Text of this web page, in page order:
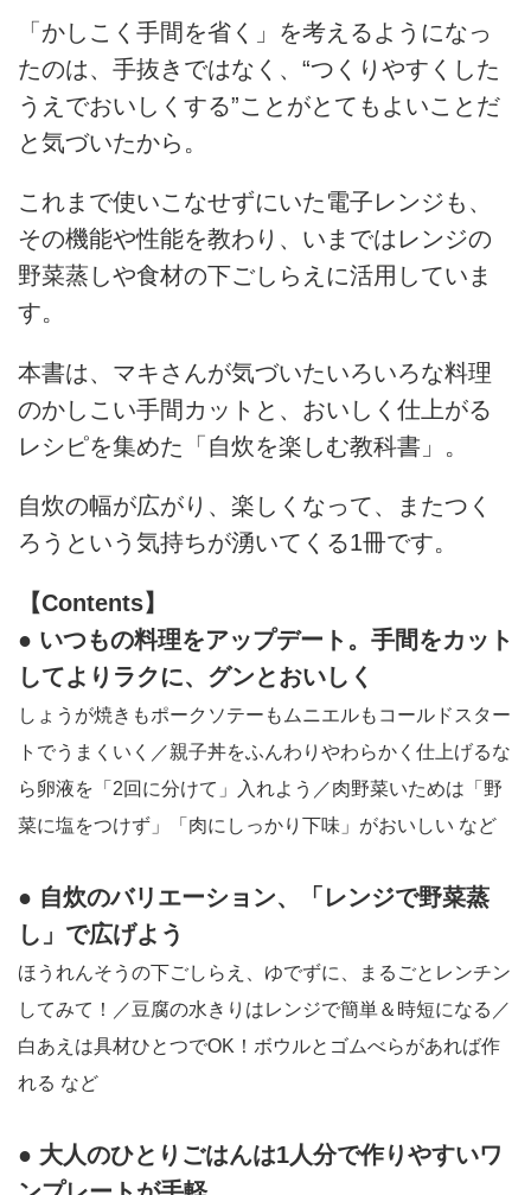
「かしこく手間を省く」を考えるようになっ
たのは、手抜きではなく、“つくりやすくした
うえでおいしくする”ことがとてもよいことだ
と気づいたから。
これまで使いこなせずにいた電子レンジも、
その機能や性能を教わり、いまではレンジの
野菜蒸しや食材の下ごしらえに活用していま
す。
本書は、マキさんが気づいたいろいろな料理
のかしこい手間カットと、おいしく仕上がる
レシピを集めた「自炊を楽しむ教科書」。
自炊の幅が広がり、楽しくなって、またつく
ろうという気持ちが湧いてくる1冊です。
【Contents】
● いつもの料理をアップデート。手間をカット
してよりラクに、グンとおいしく
しょうが焼きもポークソテーもムニエルもコールドスター
トでうまくいく／親子丼をふんわりやわらかく仕上げるな
ら卵液を「2回に分けて」入れよう／肉野菜いためは「野
菜に塩をつけず」「肉にしっかり下味」がおいしい など
● 自炊のバリエーション、「レンジで野菜蒸
し」で広げよう
ほうれんそうの下ごしらえ、ゆでずに、まるごとレンチン
してみて！／豆腐の水きりはレンジで簡単＆時短になる／
白あえは具材ひとつでOK！ボウルとゴムべらがあれば作
れる など
● 大人のひとりごはんは1人分で作りやすいワ